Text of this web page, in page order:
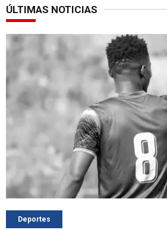
ÚLTIMAS NOTICIAS
Deportes